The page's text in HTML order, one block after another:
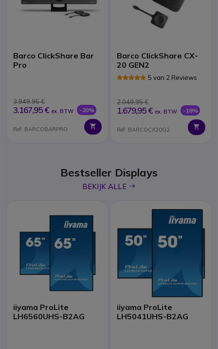
Barco ClickShare Bar
Pro
3.949,95 €
3.167,95 € ex. BTW -20%
Ref: BARCOBARPRO
Barco ClickShare CX-
20 GEN2
5 van 2 Reviews
2.049,95 €
1.679,95 € ex. BTW -18%
Ref: BARCOCX20G2
Bestseller Displays
BEKIJK ALLE
iiyama ProLite
LH6560UHS-B2AG
iiyama ProLite
LH5041UHS-B2AG